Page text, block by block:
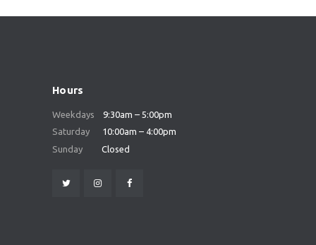
Hours
Weekdays 9:30am – 5:00pm
Saturday 10:00am – 4:00pm
Sunday Closed